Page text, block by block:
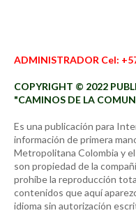
ADMINISTRADOR Cel:
COPYRIGHT © 2022
"CAMINOS DE LA
Es una publicación para
información de primera
Metropolitana Colombia y
son propiedad de la
prohíbe la reproducción
contenidos que aquí
idioma sin autorización